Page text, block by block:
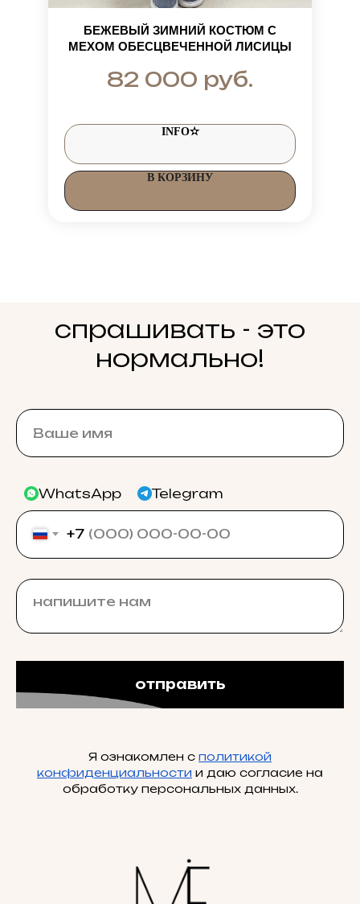
БЕЖЕВЫЙ ЗИМНИЙ КОСТЮМ С
МЕХОМ ОБЕСЦВЕЧЕННОЙ ЛИСИЦЫ
82 000 руб.
INFO✫
В КОРЗИНУ
спрашивать - это
нормально!
WhatsApp Telegram
+7
отправить
Я ознакомлен с политикой
конфиденциальности и даю согласие на
обработку персональных данных.